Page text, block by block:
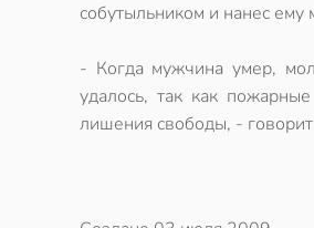
собутыльником и нанес
- Когда мужчина умер,
удалось, так как
лишения свободы, -